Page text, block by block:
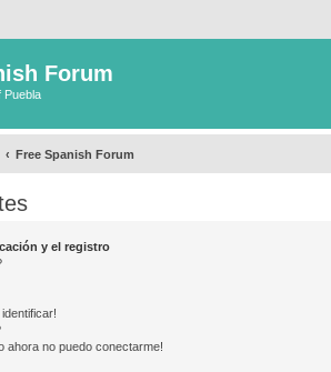
Forum
Puebla
Free Spanish Forum
y el registro
ahora no puedo conectarme!